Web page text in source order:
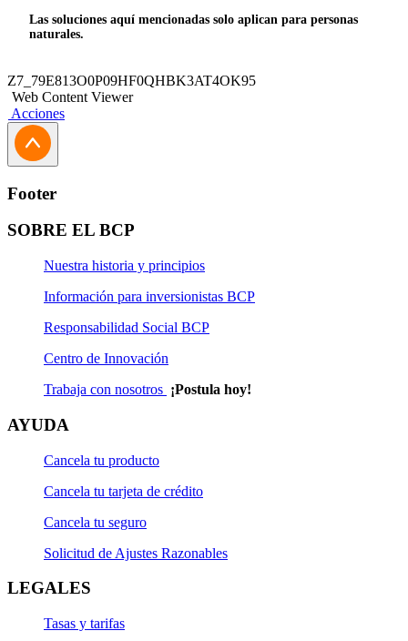
Las soluciones aquí mencionadas solo aplican para personas
naturales.
Z7_79E813O0P09HF0QHBK3AT4OK95
Web Content Viewer
Acciones
Footer
SOBRE EL BCP
Nuestra historia y principios
Información para inversionistas BCP
Responsabilidad Social BCP
Centro de Innovación
Trabaja con nosotros ¡Postula hoy!
AYUDA
Cancela tu producto
Cancela tu tarjeta de crédito
Cancela tu seguro
Solicitud de Ajustes Razonables
LEGALES
Tasas y tarifas